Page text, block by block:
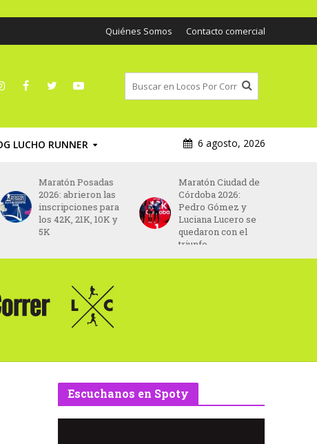
Quiénes Somos Contacto comercial
LUCHO RUNNER 6 agosto, 2026
Maratón Ciudad de
Córdoba 2026:
Pedro Gómez y
Luciana Lucero se
quedaron con el
Maratón Valencia
2026: Yomif
Kejelcha y Fotyen
Tesfay lideran una
élite que busca el
récord mundial
Escuchanos en Spoty